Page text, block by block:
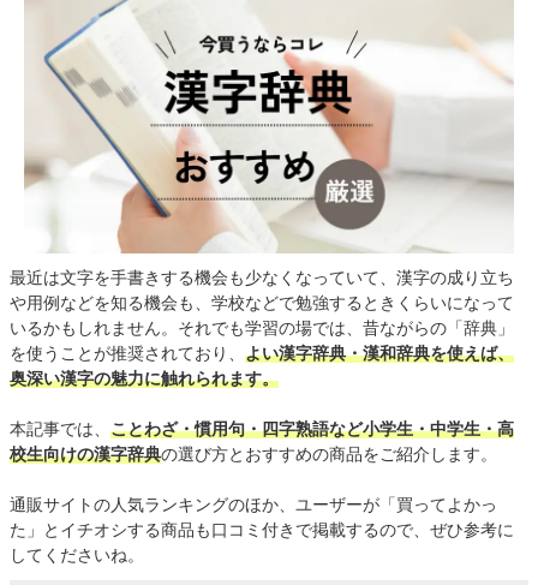
最近は文字を手書きする機会も少なくなっていて、漢字の成り立ち
や用例などを知る機会も、学校などで勉強するときくらいになって
いるかもしれません。それでも学習の場では、昔ながらの「辞典」
を使うことが推奨されており、 よい漢字辞典・漢和辞典を使えば、
奥深い漢字の魅力に触れられます。
本記事では、 ことわざ・慣用句・四字熟語など小学生・中学生・高
校生向けの漢字辞典の選び方とおすすめの商品をご紹介します。
通販サイトの人気ランキングのほか、ユーザーが「買ってよかっ
た」とイチオシする商品も口コミ付きで掲載するので、ぜひ参考に
してくださいね。